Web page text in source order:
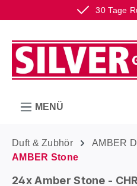
30 Tage
Zum Hauptinhalt springen
MENÜ
Duft & Zubhör
AMBER
AMBER Stone
24x Amber Stone -